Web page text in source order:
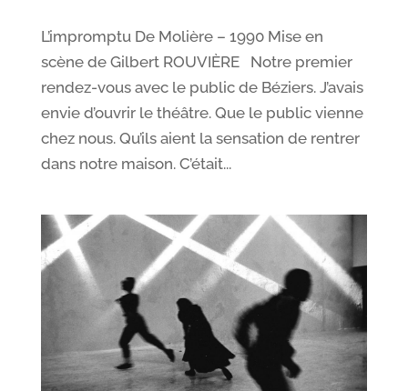
L’impromptu De Molière – 1990 Mise en
scène de Gilbert ROUVIÈRE Notre premier
rendez-vous avec le public de Béziers. J’avais
envie d’ouvrir le théâtre. Que le public vienne
chez nous. Qu’ils aient la sensation de rentrer
dans notre maison. C’était...